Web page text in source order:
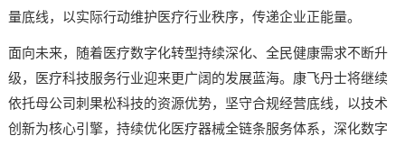
量底线，以实际行动维护医疗行业秩序，传递企业正能量。
面向未来，随着医疗数字化转型持续深化、全民健康需求不断升
级，医疗科技服务行业迎来更广阔的发展蓝海。康飞丹士将继续
依托母公司刺果松科技的资源优势，坚守合规经营底线，以技术
创新为核心引擎，持续优化医疗器械全链条服务体系，深化数字